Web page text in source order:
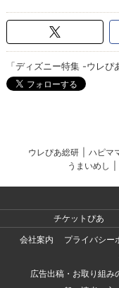
「ディズニー特集 -ウレ
ウレぴあ総研 ハピマ
うまいめし
チケットぴあ
会社案内
プライバシー
広告出稿・お取り組み